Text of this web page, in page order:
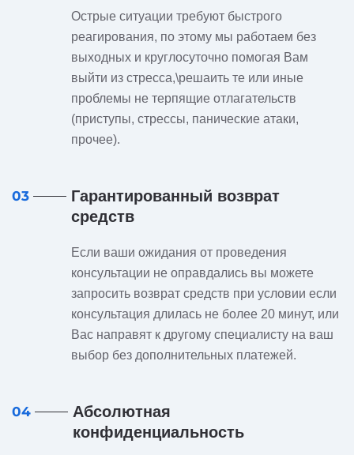
Острые ситуации требуют быстрого
реагирования, по этому мы работаем без
выходных и круглосуточно помогая Вам
выйти из стресса,\решаить те или иные
проблемы не терпящие отлагательств
(приступы, стрессы, панические атаки,
прочее).
03
Гарантированный возврат
средств
Если ваши ожидания от проведения
консультации не оправдались вы можете
запросить возврат средств при условии если
консультация длилась не более 20 минут, или
Вас направят к другому специалисту на ваш
выбор без дополнительных платежей.
04
Абсолютная
конфиденциальность